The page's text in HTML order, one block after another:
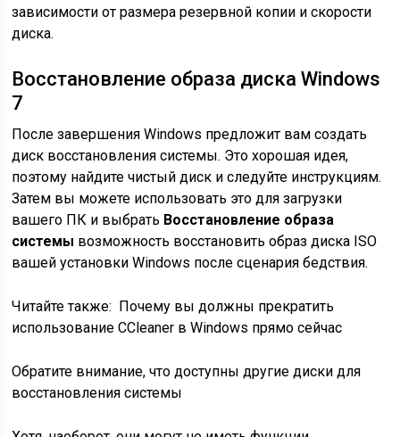
зависимости от размера резервной копии и скорости
диска.
Восстановление образа диска Windows
7
После завершения Windows предложит вам создать
диск восстановления системы. Это хорошая идея,
поэтому найдите чистый диск и следуйте инструкциям.
Затем вы можете использовать это для загрузки
вашего ПК и выбрать Восстановление образа
системы возможность восстановить образ диска ISO
вашей установки Windows после сценария бедствия.
Читайте также: Почему вы должны прекратить
использование CCleaner в Windows прямо сейчас
Обратите внимание, что доступны другие диски для
восстановления системы